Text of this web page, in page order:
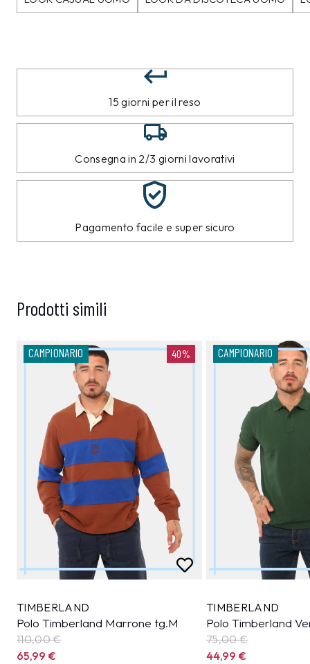
15 giorni per il reso
Consegna in 2/3 giorni lavorativi
Pagamento facile e super sicuro
Prodotti simili
CAMPIONARIO 40%
TIMBERLAND
Polo Timberland Marrone tg.M
110,00 €
65,99€
CAMPIONARIO
TIMBERLAND
Polo Timberland
75,00 €
44,99€